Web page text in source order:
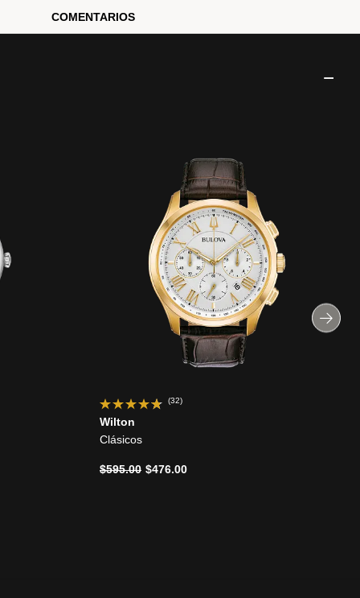
COMENTARIOS
(32)
Wilton
Clásicos
Precio reducido de
$595.00a$476.00